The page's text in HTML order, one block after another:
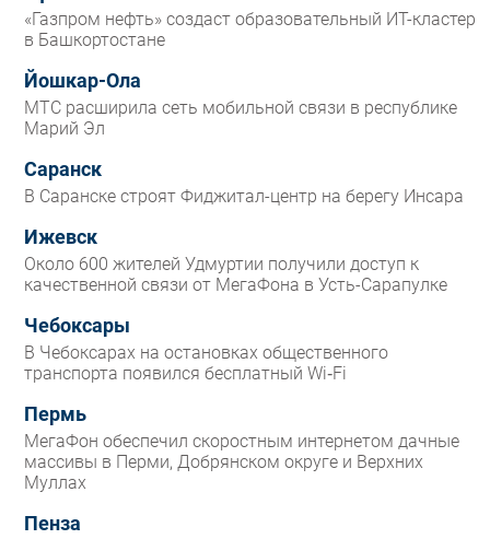
«Газпром нефть» создаст образовательный ИТ-кластер
в Башкортостане
Йошкар-Ола
МТС расширила сеть мобильной связи в республике
Марий Эл
Саранск
В Саранске строят Фиджитал-центр на берегу Инсара
Ижевск
Около 600 жителей Удмуртии получили доступ к
качественной связи от МегаФона в Усть-Сарапулке
Чебоксары
В Чебоксарах на остановках общественного
транспорта появился бесплатный Wi‑Fi
Пермь
МегаФон обеспечил скоростным интернетом дачные
массивы в Перми, Добрянском округе и Верхних
Муллах
Пенза